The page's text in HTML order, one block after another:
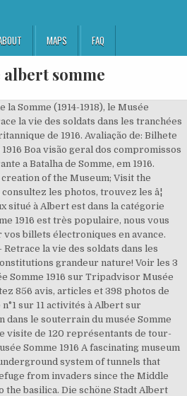
MAPS FAQ
albert somme
la Somme (1914-1918), le Musée
la vie des soldats dans les tranchées
de 1916. Avaliação de: Bilhete
Boa visão geral dos compromissos
a Batalha de Somme, em 1916.
of the Museum; Visit the
les photos, trouvez les â¦
situé à Albert est dans la catégorie
1916 est très populaire, nous vous
billets électroniques en avance.
la vie des soldats dans les
grandeur nature! Voir les 3
Somme 1916 sur Tripadvisor Musée
856 avis, articles et 398 photos de
sur 11 activités à Albert sur
le souterrain du musée Somme
visite de 120 représentants de tour-
Somme 1916 A fascinating museum
system of tunnels that
from invaders since the Middle
the basilica. Die schöne Stadt Albert